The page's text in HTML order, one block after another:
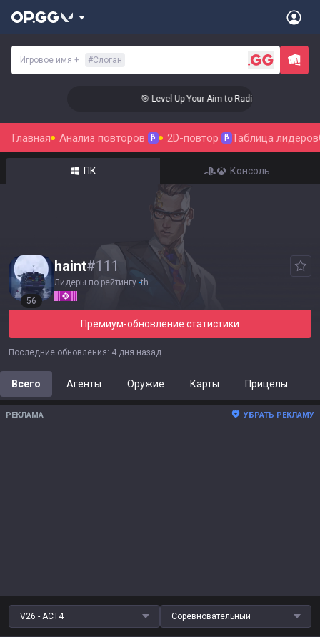
Игровое имя + #Слоган
🎯 Level Up Your Aim to Radiant Status!
Главная Анализ повторов β 2D-повтор β Таблица лидеров
ПК Консоль
56
haint#111
Лидеры по рейтингу -th
Премиум-обновление статистики
Последние обновления: 4 дня назад
Всего Агенты Оружие Карты Прицелы
РЕКЛАМА УБРАТЬ РЕКЛАМУ
V26 - ACT4 Соревновательный